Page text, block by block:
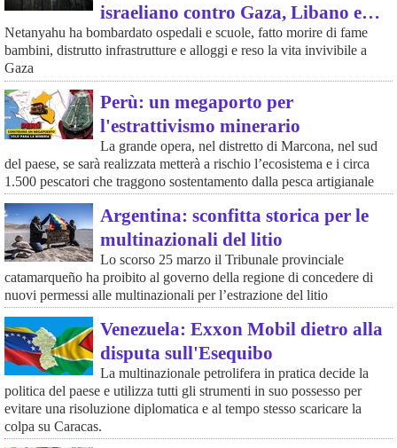
israeliano contro Gaza, Libano e…
Netanyahu ha bombardato ospedali e scuole, fatto morire di fame
bambini, distrutto infrastrutture e alloggi e reso la vita invivibile a
Gaza
Perù: un megaporto per
l'estrattivismo minerario
La grande opera, nel distretto di Marcona, nel sud
del paese, se sarà realizzata metterà a rischio l’ecosistema e i circa
1.500 pescatori che traggono sostentamento dalla pesca artigianale
Argentina: sconfitta storica per le
multinazionali del litio
Lo scorso 25 marzo il Tribunale provinciale
catamarqueño ha proibito al governo della regione di concedere di
nuovi permessi alle multinazionali per l’estrazione del litio
Venezuela: Exxon Mobil dietro alla
disputa sull'Esequibo
La multinazionale petrolifera in pratica decide la
politica del paese e utilizza tutti gli strumenti in suo possesso per
evitare una risoluzione diplomatica e al tempo stesso scaricare la
colpa su Caracas.